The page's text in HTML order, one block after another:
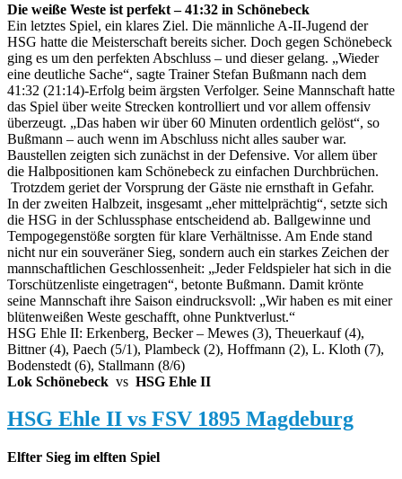
Die weiße Weste ist perfekt – 41:32 in Schönebeck
Ein letztes Spiel, ein klares Ziel. Die männliche A-II-Jugend der
HSG hatte die Meisterschaft bereits sicher. Doch gegen Schönebeck
ging es um den perfekten Abschluss – und dieser gelang. „Wieder
eine deutliche Sache“, sagte Trainer Stefan Bußmann nach dem
41:32 (21:14)-Erfolg beim ärgsten Verfolger. Seine Mannschaft hatte
das Spiel über weite Strecken kontrolliert und vor allem offensiv
überzeugt. „Das haben wir über 60 Minuten ordentlich gelöst“, so
Bußmann – auch wenn im Abschluss nicht alles sauber war.
Baustellen zeigten sich zunächst in der Defensive. Vor allem über
die Halbpositionen kam Schönebeck zu einfachen Durchbrüchen.
Trotzdem geriet der Vorsprung der Gäste nie ernsthaft in Gefahr.
In der zweiten Halbzeit, insgesamt „eher mittelprächtig“, setzte sich
die HSG in der Schlussphase entscheidend ab. Ballgewinne und
Tempogegenstöße sorgten für klare Verhältnisse. Am Ende stand
nicht nur ein souveräner Sieg, sondern auch ein starkes Zeichen der
mannschaftlichen Geschlossenheit: „Jeder Feldspieler hat sich in die
Torschützenliste eingetragen“, betonte Bußmann. Damit krönte
seine Mannschaft ihre Saison eindrucksvoll: „Wir haben es mit einer
blütenweißen Weste geschafft, ohne Punktverlust.“
HSG Ehle II: Erkenberg, Becker – Mewes (3), Theuerkauf (4),
Bittner (4), Paech (5/1), Plambeck (2), Hoffmann (2), L. Kloth (7),
Bodenstedt (6), Stallmann (8/6)
Lok Schönebeck vs HSG Ehle II
HSG Ehle II vs FSV 1895 Magdeburg
Elfter Sieg im elften Spiel